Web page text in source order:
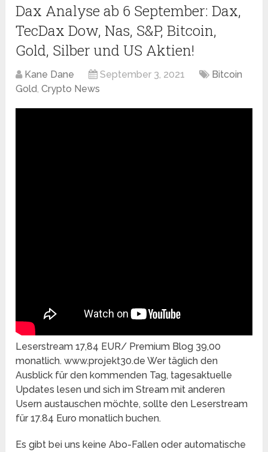
Dax Analyse ab 6 September: Dax,
TecDax Dow, Nas, S&P, Bitcoin,
Gold, Silber und US Aktien!
Kane Dane September 3, 2021
Bitcoin
Gold,Crypto News
Leserstream 17,84 EUR/ Premium Blog 39,00
monatlich. www.projekt30.de Wer täglich den
Ausblick für den kommenden Tag, tagesaktuelle
Updates lesen und sich im Stream mit anderen
Usern austauschen möchte, sollte den Leserstream
für 17.84 Euro monatlich buchen.
Es gibt bei uns keine Abo-Fallen oder automatische